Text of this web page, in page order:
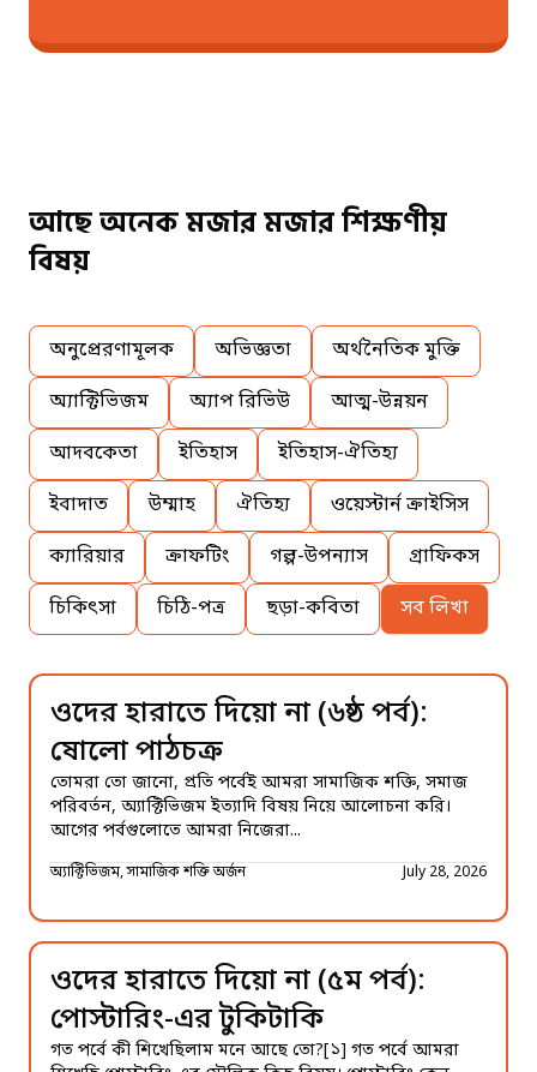
আছে অনেক মজার মজার শিক্ষণীয়
বিষয়
অনুপ্রেরণামূলক অভিজ্ঞতা
অর্থনৈতিক মুক্তি
অ্যাক্টিভিজম
অ্যাপ রিভিউ
আত্ম-উন্নয়ন
আদবকেতা
ইতিহাস
ইতিহাস-ঐতিহ্য
ইবাদাত
উম্মাহ ঐতিহ্য
ওয়েস্টার্ন ক্রাইসিস
ক্যারিয়ার
ক্রাফটিং গল্প-উপন্যাস
গ্রাফিকস
চিকিৎসা
চিঠি-পত্র ছড়া-কবিতা সব লিখা
ওদের হারাতে দিয়ো না (৬ষ্ঠ পর্ব):
ষোলো পাঠচক্র
তোমরা তো জানো, প্রতি পর্বেই আমরা সামাজিক শক্তি, সমাজ
পরিবর্তন, অ্যাক্টিভিজম ইত্যাদি বিষয় নিয়ে আলোচনা করি।
আগের পর্বগুলোতে আমরা নিজেরা...
অ্যাক্টিভিজম, সামাজিক শক্তি অর্জন July 28, 2026
ওদের হারাতে দিয়ো না (৫ম পর্ব):
পোস্টারিং-এর টুকিটাকি
গত পর্বে কী শিখেছিলাম মনে আছে তো?[১] গত পর্বে আমরা